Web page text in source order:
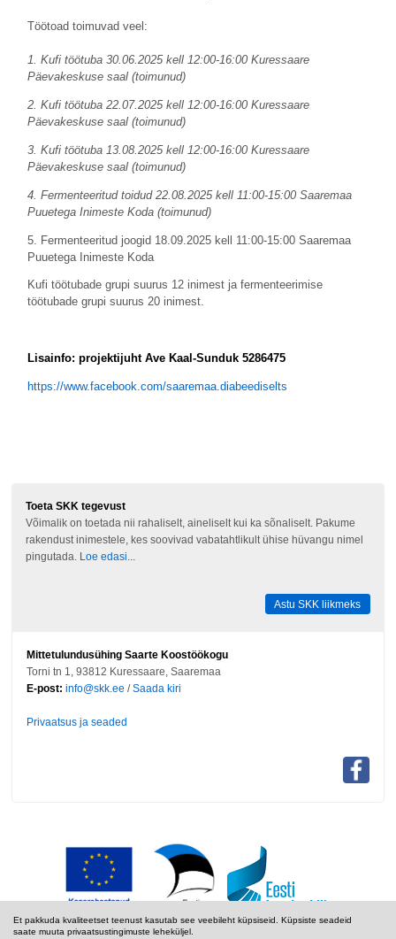
Et pakkuda kvaliteetset teenust kasutab see veebileht küpsiseid. Küpsiste seadeid
saate muuta privaatsustingimuste leheküljel.
Töötoad toimuvad veel:
1. Kufi töötuba 30.06.2025 kell 12:00-16:00 Kuressaare
Päevakeskuse saal (toimunud)
2. Kufi töötuba 22.07.2025 kell 12:00-16:00 Kuressaare
Päevakeskuse saal (toimunud)
3. Kufi töötuba 13.08.2025 kell 12:00-16:00 Kuressaare
Päevakeskuse saal (toimunud)
4. Fermenteeritud toidud 22.08.2025 kell 11:00-15:00 Saaremaa
Puuetega Inimeste Koda (toimunud)
5. Fermenteeritud joogid 18.09.2025 kell 11:00-15:00 Saaremaa
Puuetega Inimeste Koda
Kufi töötubade grupi suurus 12 inimest ja fermenteerimise
töötubade grupi suurus 20 inimest.
Lisainfo: projektijuht Ave Kaal-Sunduk 5286475
https://www.facebook.com/saaremaa.diabeediselts
Toeta SKK tegevust
Võimalik on toetada nii rahaliselt, aineliselt kui ka sõnaliselt. Pakume
rakendust inimestele, kes soovivad vabatahtlikult ühise hüvangu nimel
pingutada.
Loe edasi...
Astu SKK liikmeks
Mittetulundusühing Saarte Koostöökogu
Torni tn 1, 93812 Kuressaare, Saaremaa
E-post: info@skk.ee /Saada kiri
Privaatsus ja seaded